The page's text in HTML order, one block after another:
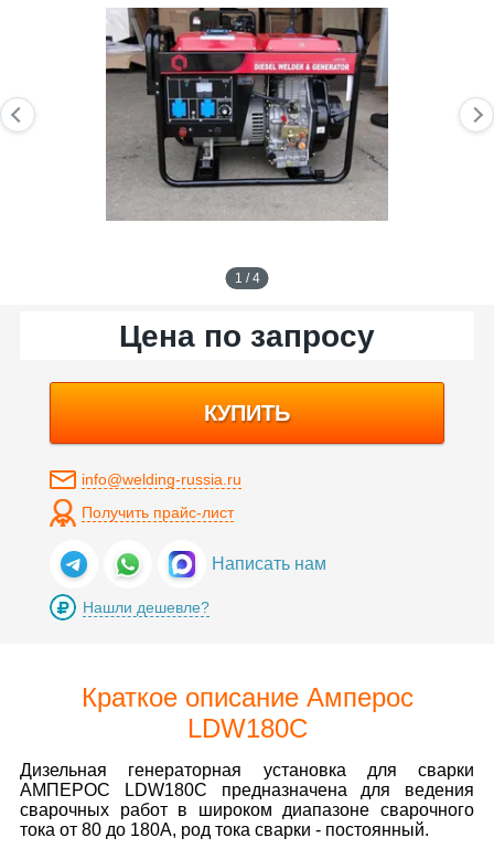
1 / 4
Цена по запросу
КУПИТЬ
info@welding-russia.ru
Получить прайс-лист
Написать нам
Нашли дешевле?
Краткое описание Амперос
LDW180С
Дизельная генераторная установка для сварки
АМПЕРОС LDW180C предназначена для ведения
сварочных работ в широком диапазоне сварочного
тока от 80 до 180А, род тока сварки - постоянный.